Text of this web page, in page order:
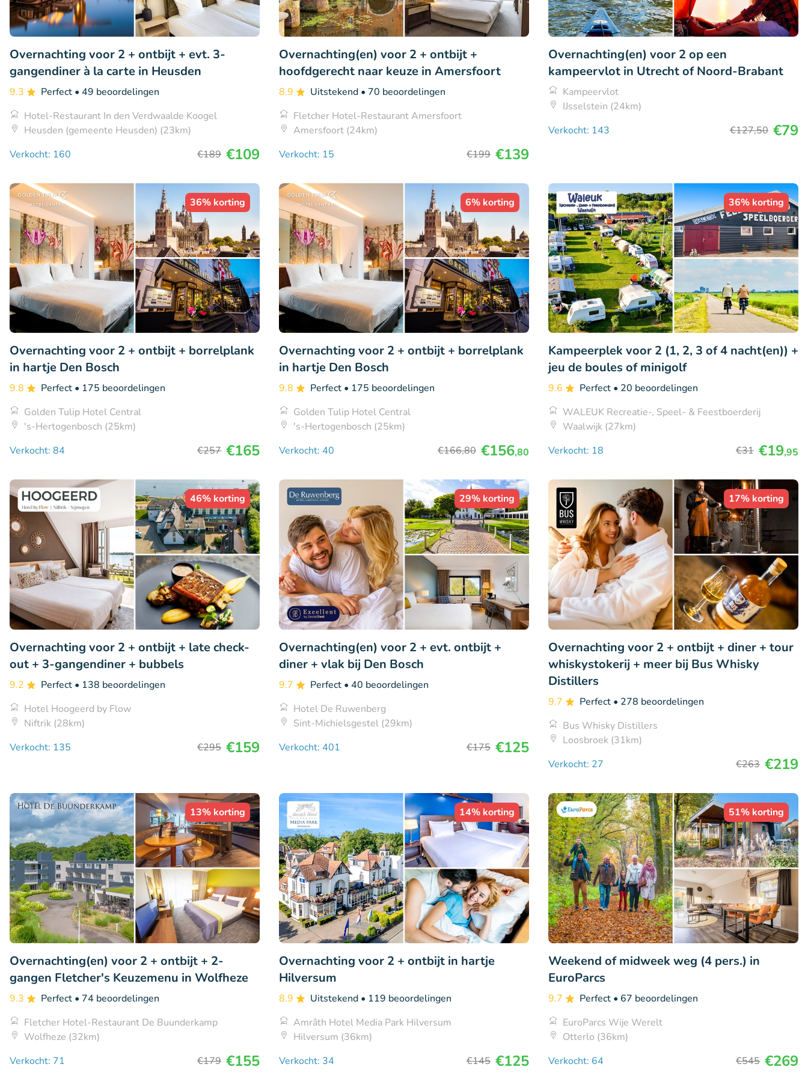
Overnachting voor 2 + ontbijt + evt. 3-
gangendiner à la carte in Heusden
9.3 Perfect • 49 beoordelingen
Hotel-Restaurant In den Verdwaalde Koogel
Heusden (gemeente Heusden) (23km)
Verkocht: 160
€189 €109
Overnachting(en) voor 2 + ontbijt +
hoofdgerecht naar keuze in Amersfoort
8.9 Uitstekend • 70 beoordelingen
Fletcher Hotel-Restaurant Amersfoort
Amersfoort (24km)
Verkocht: 15
€199 €139
Overnachting(en) voor 2 op een
kampeervlot in Utrecht of Noord-Brabant
Kampeervlot
IJsselstein (24km)
Verkocht: 143
€127,50 €79
36% korting
Overnachting voor 2 + ontbijt + borrelplank
in hartje Den Bosch
9.8 Perfect • 175 beoordelingen
Golden Tulip Hotel Central
's-Hertogenbosch (25km)
Verkocht: 84
€257 €165
6% korting
Overnachting voor 2 + ontbijt + borrelplank
in hartje Den Bosch
9.8 Perfect • 175 beoordelingen
Golden Tulip Hotel Central
's-Hertogenbosch (25km)
Verkocht: 40
€166,80 €156,80
36% korting
Kampeerplek voor 2 (1, 2, 3 of 4 nacht(en)) +
jeu de boules of minigolf
9.6 Perfect • 20 beoordelingen
WALEUK Recreatie-, Speel- & Feestboerderij
Waalwijk (27km)
Verkocht: 18
€31 €19,95
46% korting
Overnachting voor 2 + ontbijt + late check-
out + 3-gangendiner + bubbels
9.2 Perfect • 138 beoordelingen
Hotel Hoogeerd by Flow
Niftrik (28km)
Verkocht: 135
€295 €159
29% korting
Overnachting(en) voor 2 + evt. ontbijt +
diner + vlak bij Den Bosch
9.7 Perfect • 40 beoordelingen
Hotel De Ruwenberg
Sint-Michielsgestel (29km)
Verkocht: 401
€175 €125
17% korting
Overnachting voor 2 + ontbijt + diner + tour
whiskystokerij + meer bij Bus Whisky
Distillers
9.7 Perfect • 278 beoordelingen
Bus Whisky Distillers
Loosbroek (31km)
Verkocht: 27
€263 €219
13% korting
Overnachting(en) voor 2 + ontbijt + 2-
gangen Fletcher's Keuzemenu in Wolfheze
9.3 Perfect • 74 beoordelingen
Fletcher Hotel-Restaurant De Buunderkamp
Wolfheze (32km)
Verkocht: 71
€179 €155
14% korting
Overnachting voor 2 + ontbijt in hartje
Hilversum
8.9 Uitstekend • 119 beoordelingen
Amrâth Hotel Media Park Hilversum
Hilversum (36km)
Verkocht: 34
€145 €125
51% korting
Weekend of midweek weg (4 pers.) in
EuroParcs
9.7 Perfect • 67 beoordelingen
EuroParcs Wije Werelt
Otterlo (36km)
Verkocht: 64
€545 €269